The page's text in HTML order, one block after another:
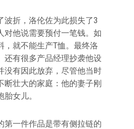
波折，洛伦佐为此损失了3
对他说需要预付一笔钱。如
，就不能生产T恤。最终洛
还有很多产品经理抄袭他设
没有因此放弃，尽管他当时
断壮大的家庭：他的妻子刚
女儿。
第一件作品是带有侧拉链的